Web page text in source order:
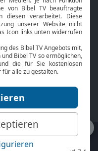
Kontakt
TV-Empfang
Datenschutz